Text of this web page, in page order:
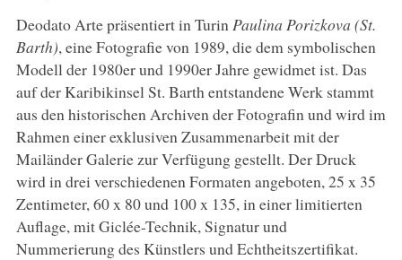
Deodato Arte präsentiert in TurinPaulina Porizkova (St.
Barth), eine Fotografie von 1989, die dem symbolischen
Modell der 1980er und 1990er Jahre gewidmet ist. Das
auf der Karibikinsel St. Barth entstandene Werk stammt
aus den historischen Archiven der Fotografin und wird im
Rahmen einer exklusiven Zusammenarbeit mit der
Mailänder Galerie zur Verfügung gestellt. Der Druck
wird in drei verschiedenen Formaten angeboten, 25 x 35
Zentimeter, 60 x 80 und 100 x 135, in einer limitierten
Auflage, mit Giclée-Technik, Signatur und
Nummerierung des Künstlers und Echtheitszertifikat.